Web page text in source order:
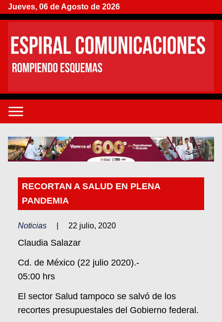
Jueves, 06 de Agosto de 2026
RECORTAN A SALUD EN PLENA
PANDEMIA
Noticias 22 julio, 2020
Claudia Salazar
Cd. de México (22 julio 2020).-
05:00 hrs
El sector Salud tampoco se salvó de los
recortes presupuestales del Gobierno federal.